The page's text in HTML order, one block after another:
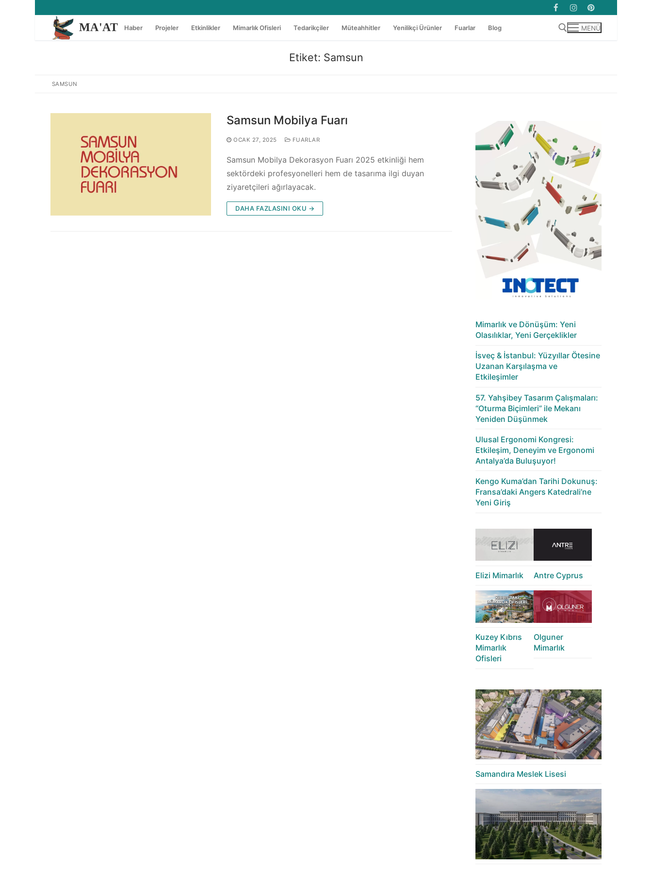
MA'AT Haber Projeler Etkinlikler Mimarlık Ofisleri Tedarikçiler Müteahhitler Yenilikçi Ürünler Fuarlar Blog MENÜ
Etiket: Samsun
SAMSUN
Samsun Mobilya Fuarı
OCAK 27, 2025 FUARLAR
Samsun Mobilya Dekorasyon Fuarı 2025 etkinliği hem
sektördeki profesyonelleri hem de tasarıma ilgi duyan
ziyaretçileri ağırlayacak.
DAHA FAZLASINI OKU →
Mimarlık ve Dönüşüm: Yeni
Olasılıklar, Yeni Gerçeklikler
İsveç & İstanbul: Yüzyıllar Ötesine
Uzanan Karşılaşma ve
Etkileşimler
57. Yahşibey Tasarım Çalışmaları:
“Oturma Biçimleri” ile Mekanı
Yeniden Düşünmek
Ulusal Ergonomi Kongresi:
Etkileşim, Deneyim ve Ergonomi
Antalya’da Buluşuyor!
Kengo Kuma’dan Tarihi Dokunuş:
Fransa’daki Angers Katedrali’ne
Yeni Giriş
Elizi Mimarlık Antre Cyprus
Kuzey Kıbrıs
Mimarlık
Ofisleri
Olguner
Mimarlık
Samandıra Meslek Lisesi